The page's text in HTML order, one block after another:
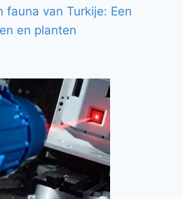
fauna van Turkije: Een
en planten